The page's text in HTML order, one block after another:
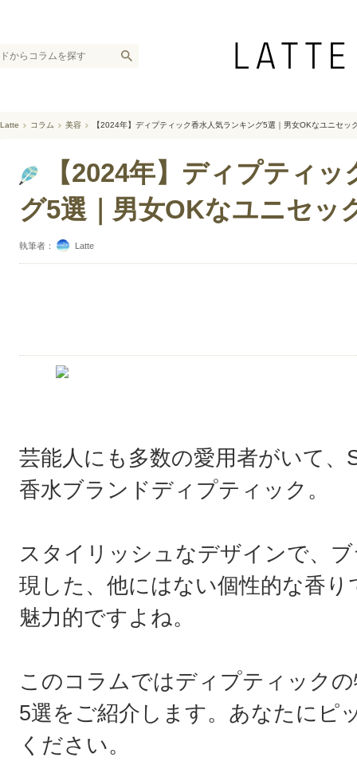
Latte コラム 美容 【2024年】ディプティック香水人気ランキング5選｜男女OKなユニセッ
【2024年】ディプティ
グ5選｜男女OKなユニセッ
執筆者： Latte
芸能人にも多数の愛用者がいて
香水ブランドディプティック。
スタイリッシュなデザインで、
現した、他にはない個性的な香
魅力的ですよね。
このコラムではディプティック
5選をご紹介します。あなたにピ
ください。